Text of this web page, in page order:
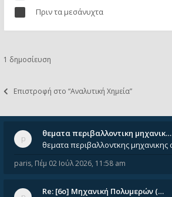
Πριν τα μεσάνυχτα
1 δημοσίευση
Επιστροφή στο “Αναλυτική Χημεία”
θεματα περιβαλλοντικη μηχανικ…
paris, Πέμ 02 Ιούλ 2026, 11:58 am
Re: [6o] Mηχανική Πολυμερών (…